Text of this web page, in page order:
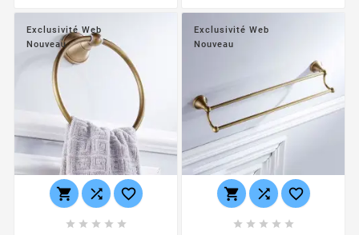
Exclusivité Web
Nouveau
  
    
Exclusivité Web
Nouveau
  
    